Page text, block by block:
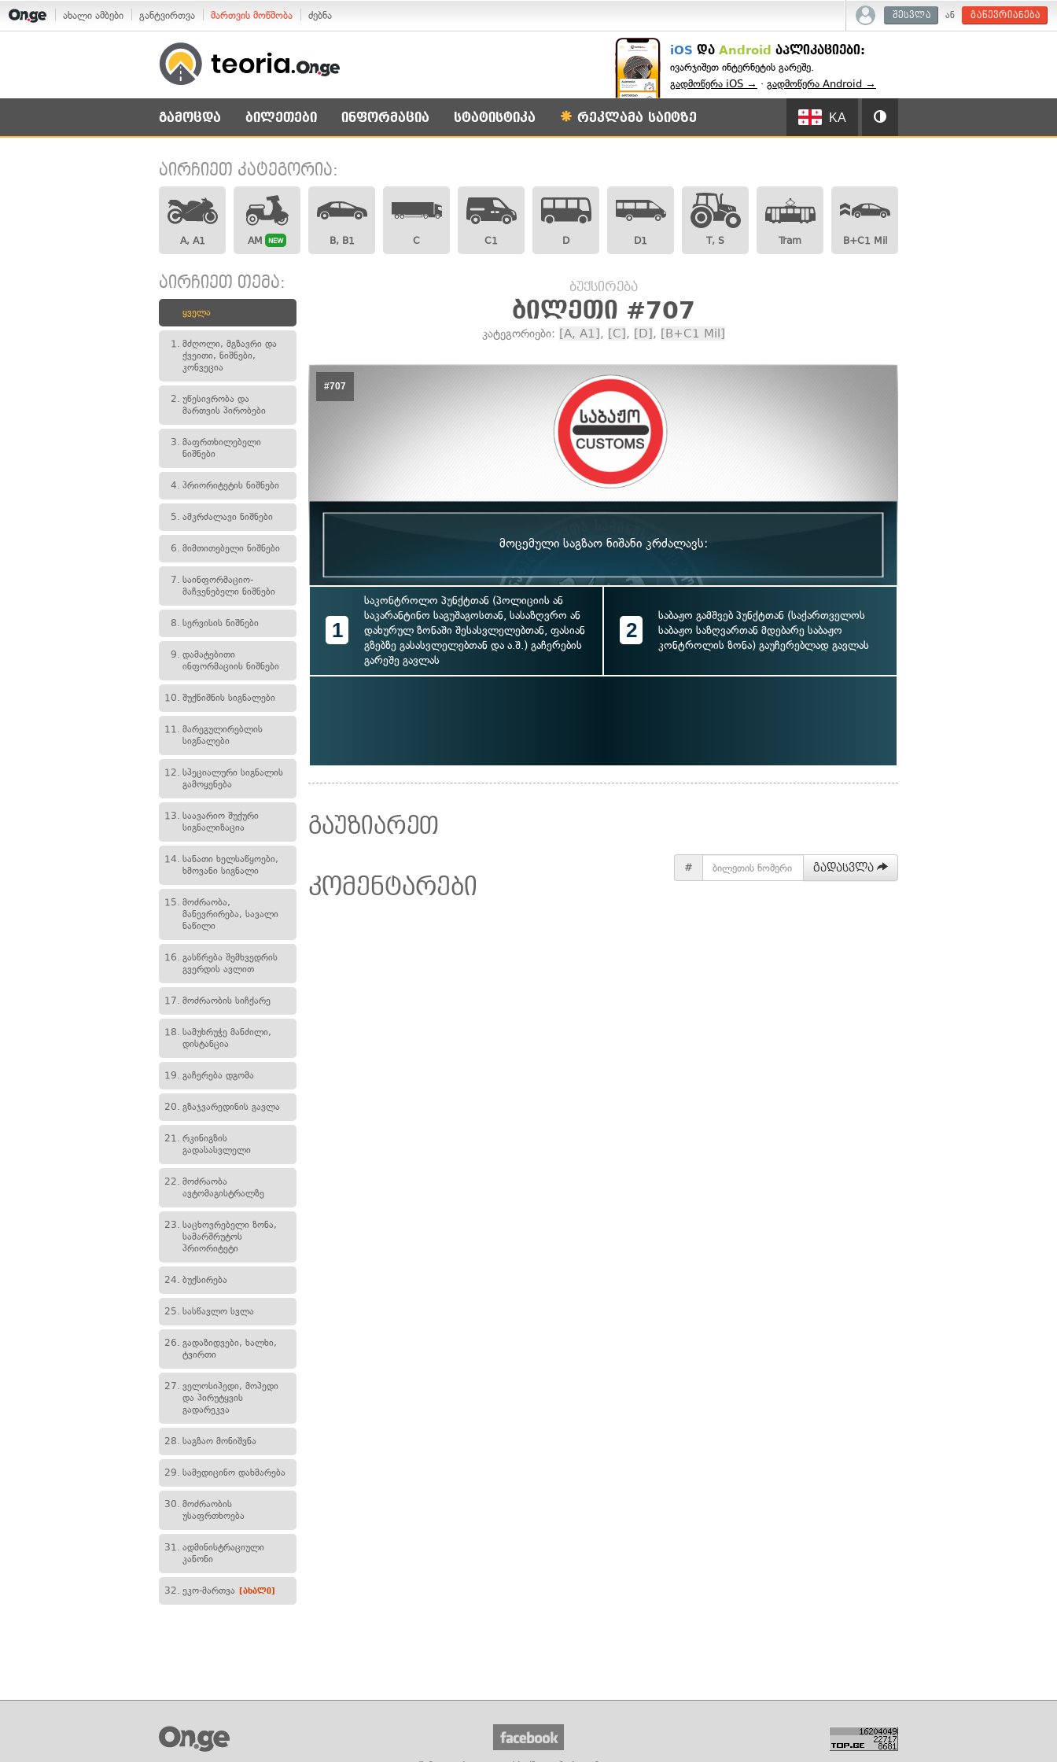
ახალი ამბები განტვირთვა მართვის მოწმობა ძებნა შესვლა ან გაწევრიანება
iOS და Android აპლიკაციები:
ივარჯიშეთ ინტერნეტის გარეშე.
გადმოწერა iOS → · გადმოწერა Android →
გამოცდა ბილეთები ინფორმაცია სტატისტიკა რეკლამა საიტზე KA
აირჩიეთ კატეგორია:
A, A1 AM NEW B, B1 C C1 D D1 T, S Tram B+C1 Mil
აირჩიეთ თემა:
ყველა
1. მძღოლი, მგზავრი და
ქვეითი, ნიშნები,
კონვეცია
2. უწესივრობა და
მართვის პირობები
3. მაფრთხილებელი
ნიშნები
4. პრიორიტეტის ნიშნები
5. ამკრძალავი ნიშნები
6. მიმთითებელი ნიშნები
7. საინფორმაციო-
მაჩვენებელი ნიშნები
8. სერვისის ნიშნები
9. დამატებითი
ინფორმაციის ნიშნები
10. შუქნიშნის სიგნალები
11. მარეგულირებლის
სიგნალები
12. სპეციალური სიგნალის
გამოყენება
13. საავარიო შუქური
სიგნალიზაცია
14. სანათი ხელსაწყოები,
ხმოვანი სიგნალი
15. მოძრაობა,
მანევრირება, სავალი
ნაწილი
16. გასწრება შემხვედრის
გვერდის ავლით
17. მოძრაობის სიჩქარე
18. სამუხრუჭე მანძილი,
დისტანცია
19. გაჩერება დგომა
20. გზაჯვარედინის გავლა
21. რკინიგზის
გადასასვლელი
22. მოძრაობა
ავტომაგისტრალზე
23. საცხოვრებელი ზონა,
სამარშრუტოს
პრიორიტეტი
24. ბუქსირება
25. სასწავლო სვლა
26. გადაზიდვები, ხალხი,
ტვირთი
27. ველოსიპედი, მოპედი
და პირუტყვის
გადარეკვა
28. საგზაო მონიშვნა
29. სამედიცინო დახმარება
30. მოძრაობის
უსაფრთხოება
31. ადმინისტრაციული
კანონი
32. ეკო-მართვა [ახალი]
ბუქსირება
ბილეთი #707
კატეგორიები: [A, A1], [C], [D], [B+C1 Mil]
#707
მოცემული საგზაო ნიშანი კრძალავს:
1
საკონტროლო პუნქტთან (პოლიციის ან
საკარანტინო საგუშაგოსთან, სასაზღვრო ან
დახურულ ზონაში შესასვლელებთან, ფასიან
გზებზე გასასვლელებთან და ა.შ.) გაჩერების
გარეშე გავლას
2
საბაჟო გამშვებ პუნქტთან (საქართველოს
საბაჟო საზღვართან მდებარე საბაჟო
კონტროლის ზონა) გაუჩერებლად გავლას
# გადასვლა
გაუზიარეთ
კომენტარები